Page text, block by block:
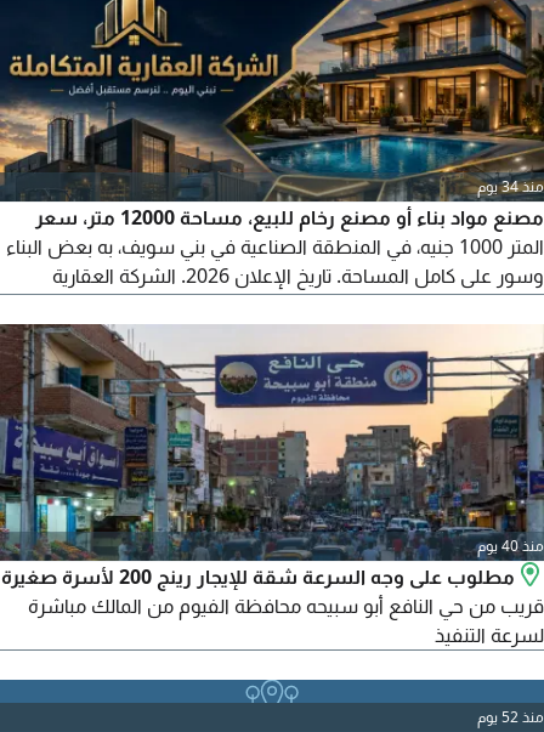
منذ 34 يوم
مصنع مواد بناء أو مصنع رخام للبيع، مساحة 12000 متر، سعر
المتر 1000 جنيه، في المنطقة الصناعية في بني سويف، به بعض البناء
وسور على كامل المساحة. تاريخ الإعلان 2026. الشركة العقارية
منذ 40 يوم
مطلوب على وجه السرعة شقة للإيجار رينج 200 لأسرة صغيرة
قريب من حي النافع أبو سبيحه محافظة الفيوم من المالك مباشرة
لسرعة التنفيذ
منذ 52 يوم